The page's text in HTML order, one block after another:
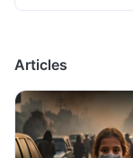
Articles